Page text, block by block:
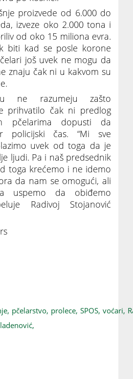
proizvede od 6.000 do
izveze oko 2.000 tona i
od oko 15 miliona evra.
biti kad se posle korone
još uvek ne mogu da
znaju čak ni u kakvom su
ne razumeju zašto
prihvatilo čak ni predlog
pčelarima dopusti da
policijski čas. “Mi sve
uvek od toga da je
ljudi. Pa i naš predsednik
toga krećemo i ne idemo
da nam se omogući, ali
uspemo da obiđemo
Radivoj Stojanović
pčelarstvo, prolece, SPOS, voćari,